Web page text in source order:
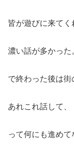
皆が遊びに来てく
濃い話が多かった
で終わった後は街
あれこれ話して、
って何にも進めて